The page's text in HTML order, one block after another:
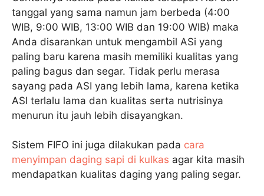
tanggal yang sama namun jam berbeda (4:00
WIB, 9:00 WIB, 13:00 WIB dan 19:00 WIB) maka
Anda disarankan untuk mengambil ASi yang
paling baru karena masih memiliki kualitas yang
paling bagus dan segar. Tidak perlu merasa
sayang pada ASI yang lebih lama, karena ketika
ASI terlalu lama dan kualitas serta nutrisinya
menurun itu jauh lebih disayangkan.
Sistem FIFO ini juga dilakukan pada cara
menyimpan daging sapi di kulkas agar kita masih
mendapatkan kualitas daging yang paling segar.